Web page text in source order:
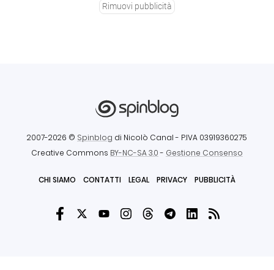
Rimuovi pubblicità
2007-2026 © Spinblog di Nicolò Canal - P.IVA 03919360275
Creative Commons BY-NC-SA 3.0- Gestione Consenso
CHI SIAMO CONTATTI LEGAL PRIVACY PUBBLICITÀ